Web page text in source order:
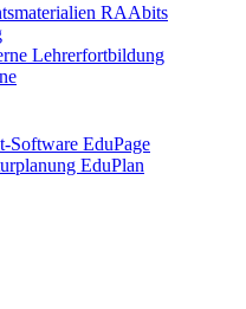
RAAbits
Lehrerfortbildung
Software EduPage
EduPlan